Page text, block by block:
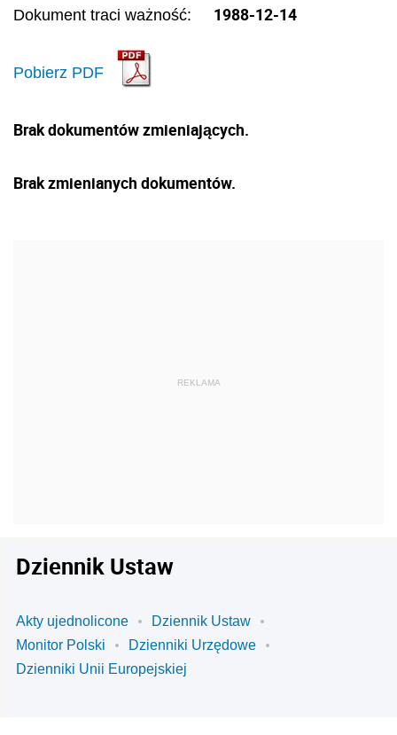
Dokument traci ważność: 1988-12-14
Pobierz PDF
Brak dokumentów zmieniających.
Brak zmienianych dokumentów.
Dziennik Ustaw
Akty ujednolicone
Dziennik Ustaw
Monitor Polski
Dzienniki Urzędowe
Dzienniki Unii Europejskiej